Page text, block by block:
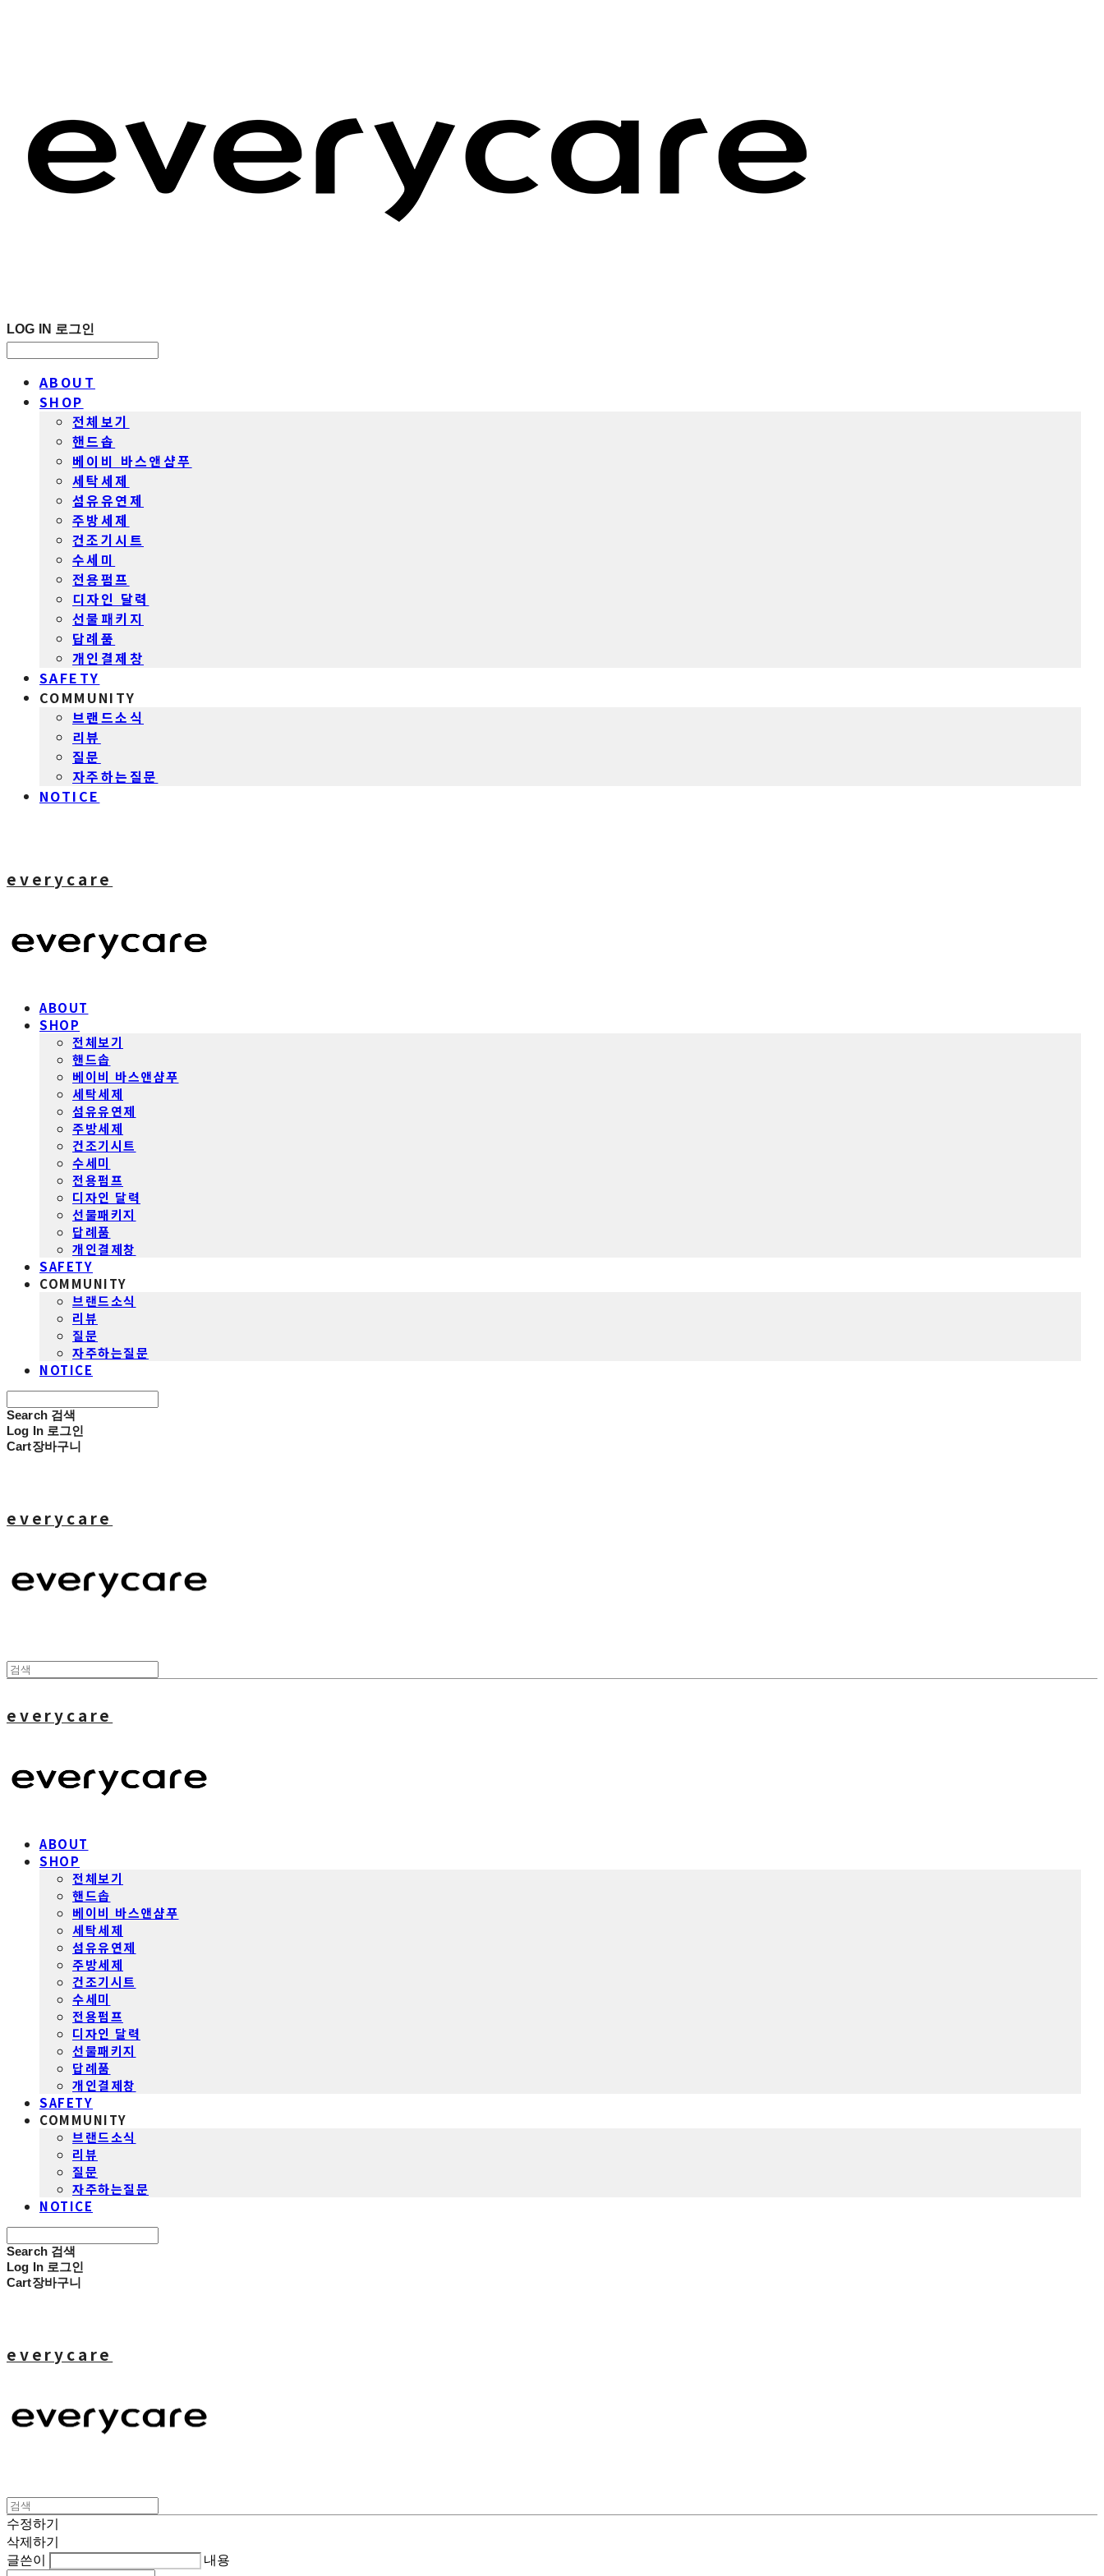
LOG IN 로그인
ABOUT
SHOP
전체보기
핸드솝
베이비 바스앤샴푸
세탁세제
섬유유연제
주방세제
건조기시트
수세미
전용펌프
디자인 달력
선물패키지
답례품
개인결제창
SAFETY
COMMUNITY
브랜드소식
리뷰
질문
자주하는질문
NOTICE
everycare
ABOUT
SHOP
전체보기
핸드솝
베이비 바스앤샴푸
세탁세제
섬유유연제
주방세제
건조기시트
수세미
전용펌프
디자인 달력
선물패키지
답례품
개인결제창
SAFETY
COMMUNITY
브랜드소식
리뷰
질문
자주하는질문
NOTICE
Search 검색
Log In 로그인
Cart장바구니
everycare
everycare
ABOUT
SHOP
전체보기
핸드솝
베이비 바스앤샴푸
세탁세제
섬유유연제
주방세제
건조기시트
수세미
전용펌프
디자인 달력
선물패키지
답례품
개인결제창
SAFETY
COMMUNITY
브랜드소식
리뷰
질문
자주하는질문
NOTICE
Search 검색
Log In 로그인
Cart장바구니
everycare
수정하기
삭제하기
글쓴이
내용